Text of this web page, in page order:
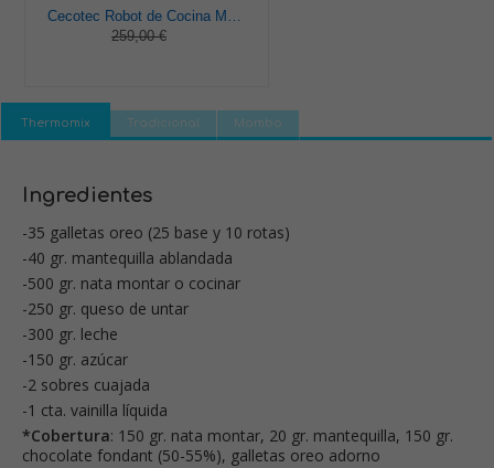
Cecotec Robot de Cocina Multifunción Mambo 9590. 1700 W, 30 Funciones, Cuchara MamboMix, Jarra Habana y Jarra de acero inoxidable de 3.3 L, Apta para lavavajillas, Báscula incorporada, Recetario
259,00 €
Thermomix Tradicional Mambo
Ingredientes
-35 galletas oreo (25 base y 10 rotas)
-40 gr. mantequilla ablandada
-500 gr. nata montar o cocinar
-250 gr. queso de untar
-300 gr. leche
-150 gr. azúcar
-2 sobres cuajada
-1 cta. vainilla líquida
*Cobertura: 150 gr. nata montar, 20 gr. mantequilla, 150 gr.
chocolate fondant (50-55%), galletas oreo adorno